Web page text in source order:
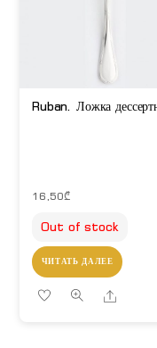
Ruban. Ложка
16,50₾
Out of stock
ЧИТАТЬ ДАЛЕЕ
Share